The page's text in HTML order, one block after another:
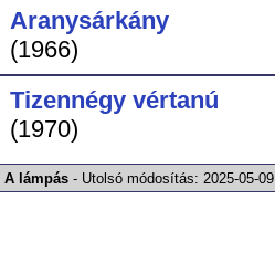
Aranysárkány
(1966)
Tizennégy vértanú
(1970)
A lámpás - Utolsó módosítás: 2025-05-09